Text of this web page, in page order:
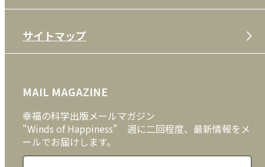
CD
DVD・ブルーレイ
外国語
特定商取引法
プライバシーポリシー
クッキーポリシー
メディア・ライブラリー
サイトマップ
MAIL MAGAZINE
幸福の科学出版メールマガジン
"Winds of Happiness" 週に二回程度、最新情報をメ
ールでお届けします。